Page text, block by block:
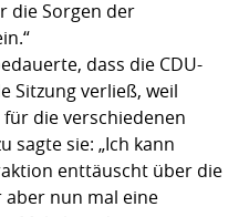
die Sorgen der
dass die CDU-
Sitzung verließ, weil
die verschiedenen
sagte sie: „Ich kann
enttäuscht über die
aber nun mal eine